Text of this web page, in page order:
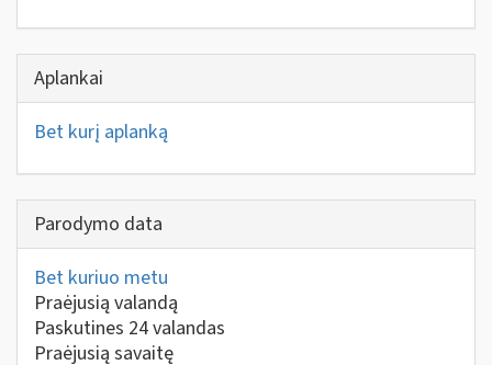
Aplankai
Bet kurį aplanką
Parodymo data
Bet kuriuo metu
Praėjusią valandą
Paskutines 24 valandas
Praėjusią savaitę